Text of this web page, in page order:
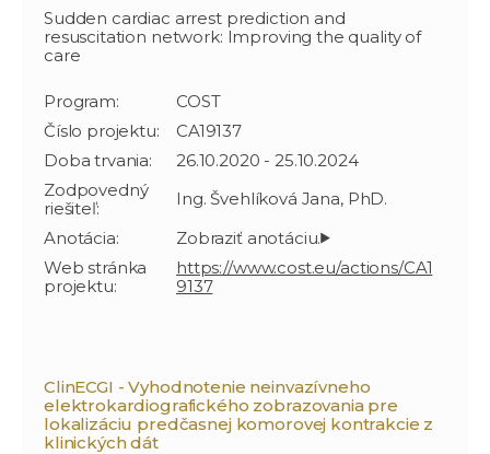
Sudden cardiac arrest prediction and
resuscitation network: Improving the quality of
care
Program:
COST
Číslo projektu:
CA19137
Doba trvania:
26.10.2020 - 25.10.2024
Zodpovedný
riešiteľ:
Ing. Švehlíková Jana, PhD.
Anotácia:
Web stránka
projektu:
https://www.cost.eu/actions/CA1
9137
ClinECGI - Vyhodnotenie neinvazívneho
elektrokardiografického zobrazovania pre
lokalizáciu predčasnej komorovej kontrakcie z
klinických dát